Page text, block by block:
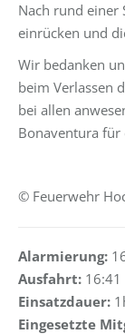
Nach rund einer
einrücken und
Wir bedanken
beim Verlassen
bei allen
Bonaventura für
© Feuerwehr
Alarmierung:
Ausfahrt: 16:41
Einsatzdauer:
Eingesetzte